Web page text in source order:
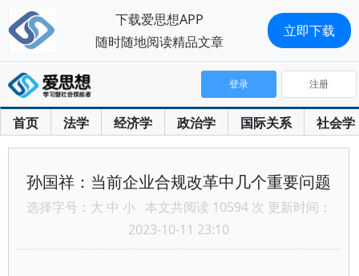
首页 法学 经济学 政治学 国际关系 社会学
登录 注册
孙国祥：当前企业合规改革中几个重要问题
选择字号： 大 中 小 本文共阅读 10594 次 更新时间：
2023-10-11 23:10
下载爱思想APP
随时随地阅读精品文章
立即下载